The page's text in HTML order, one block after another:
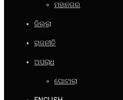
ମହାନଗର
ଜିଲ୍ଲା
ରାଜନୀତି
ଅପରାଧ
ଘୋଟାଲା